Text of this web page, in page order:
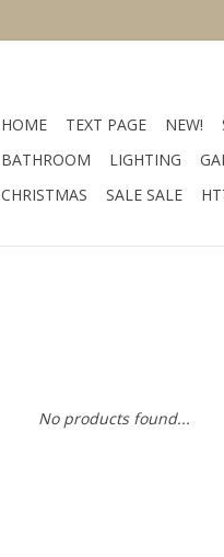
HOME TEXT PAGE NEW!
BATHROOM
LIGHTING
CHRISTMAS
SALE SALE
No products found...